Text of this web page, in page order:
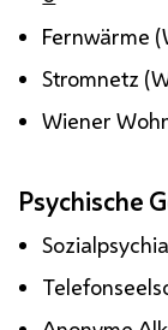
Fernwärme
Stromnetz
Wiener
Psychische